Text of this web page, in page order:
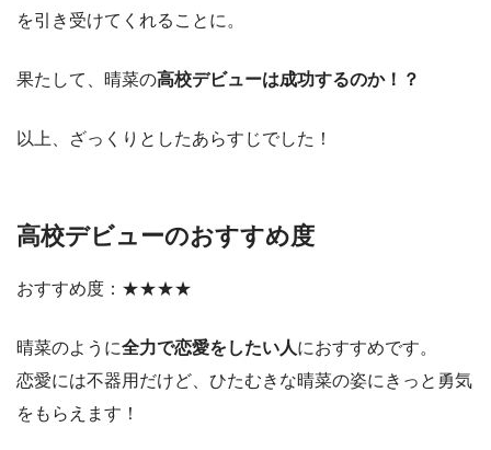
を引き受けてくれることに。
果たして、晴菜の高校デビューは成功するのか！？
以上、ざっくりとしたあらすじでした！
高校デビューのおすすめ度
おすすめ度：★★★★
晴菜のように全力で恋愛をしたい人におすすめです。
恋愛には不器用だけど、ひたむきな晴菜の姿にきっと勇気
をもらえます！